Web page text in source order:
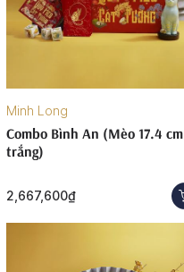
Minh Long
Combo Bình An (Mèo 17.4 cm
trắng)
2,667,600₫